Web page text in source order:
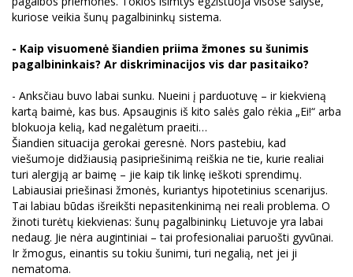
kuriose veikia šunų pagalbininkų sistema.
- Kaip visuomenė šiandien priima žmones su šunimis
pagalbininkais? Ar diskriminacijos vis dar pasitaiko?
- Anksčiau buvo labai sunku. Nueini į parduotuvę – ir kiekvieną
kartą baimė, kas bus. Apsauginis iš kito salės galo rėkia „Ei!“ arba
blokuoja kelią, kad negalėtum praeiti…
Šiandien situacija gerokai geresnė. Nors pastebiu, kad
viešumoje didžiausią pasipriešinimą reiškia ne tie, kurie realiai
turi alergiją ar baimę – jie kaip tik linkę ieškoti sprendimų.
Labiausiai priešinasi žmonės, kuriantys hipotetinius scenarijus.
Tai labiau būdas išreikšti nepasitenkinimą nei reali problema. O
žinoti turėtų kiekvienas: šunų pagalbininkų Lietuvoje yra labai
nedaug. Jie nėra augintiniai – tai profesionaliai paruošti gyvūnai.
Ir žmogus, einantis su tokiu šunimi, turi negalią, net jei ji
nematoma.